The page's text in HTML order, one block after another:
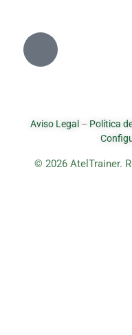
Aviso Legal – Política
© 2026 AtelTrainer.